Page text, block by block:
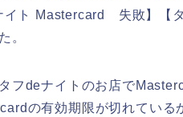
イト Mastercard 失敗】【
。
フdeナイトのお店で
の有効期限が切れている